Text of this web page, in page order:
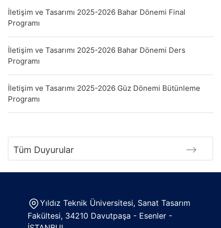
İletişim ve Tasarımı 2025-2026 Bahar Dönemi Final
Programı
İletişim ve Tasarımı 2025-2026 Bahar Dönemi Ders
Programı
İletişim ve Tasarımı 2025-2026 Güz Dönemi Bütünleme
Programı
Tüm Duyurular
Yıldız Teknik Üniversitesi, Sanat Tasarım
Fakültesi, 34210 Davutpaşa - Esenler -